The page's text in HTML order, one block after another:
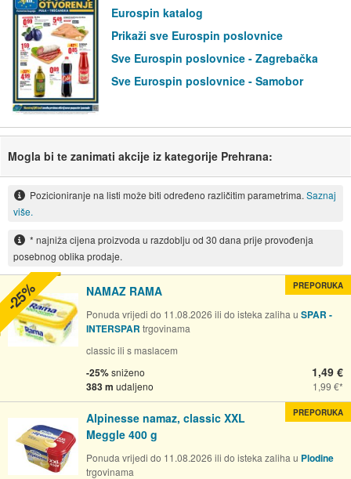
Eurospin katalog
Prikaži sve Eurospin poslovnice
Sve Eurospin poslovnice - Zagrebačka
Sve Eurospin poslovnice - Samobor
Mogla bi te zanimati akcije iz kategorije Prehrana:
Pozicioniranje na listi može biti određeno različitim parametrima. Saznaj
više.
* najniža cijena proizvoda u razdoblju od 30 dana prije provođenja
posebnog oblika prodaje.
NAMAZ RAMA
Ponuda vrijedi do 11.08.2026 ili do isteka zaliha u SPAR -
INTERSPAR trgovinama
classic ili s maslacem
-25%sniženo
383 m udaljeno
1,49 €
1,99 €
PREPORUKA
-25%
Alpinesse namaz, classic XXL
Meggle 400 g
Ponuda vrijedi do 11.08.2026 ili do isteka zaliha u Plodine
trgovinama
PREPORUKA